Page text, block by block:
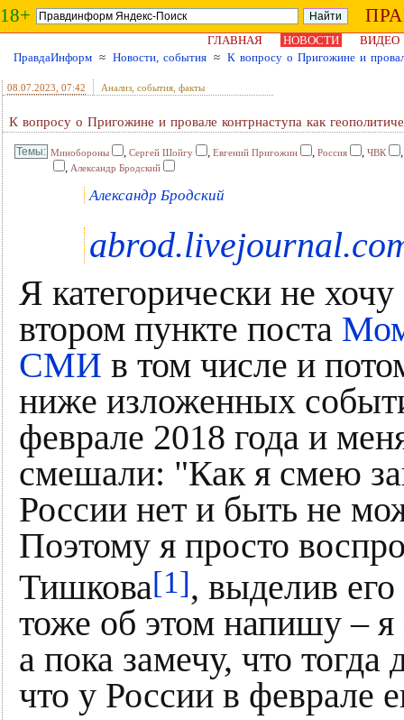
18+
ГЛАВНАЯ НОВОСТИ
ВИДЕО
ПравдаИнформ ≈ Новости, события ≈ К вопросу о Пригожине и
08.07.2023 , 07:42 Анализ, события, факты
К вопросу о Пригожине и провале контрнаступа как
Минобороны , Сергей Шойгу , Евгений Пригожин , Россия , ЧВК
, Александр Бродский
Александр Бродский
Я категорически не
втором пункте поста
СМИ в том числе и
ниже изложенных
феврале 2018 года и
смешали: "Как я смею
России нет и быть не
Поэтому я просто
Тишкова[1], выделив
тоже об этом напишу –
а пока замечу, что
что у России в